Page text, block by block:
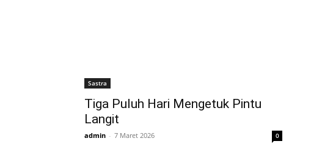
Sastra
Tiga Puluh Hari Mengetuk Pintu
Langit
admin - 7 Maret 2026 0